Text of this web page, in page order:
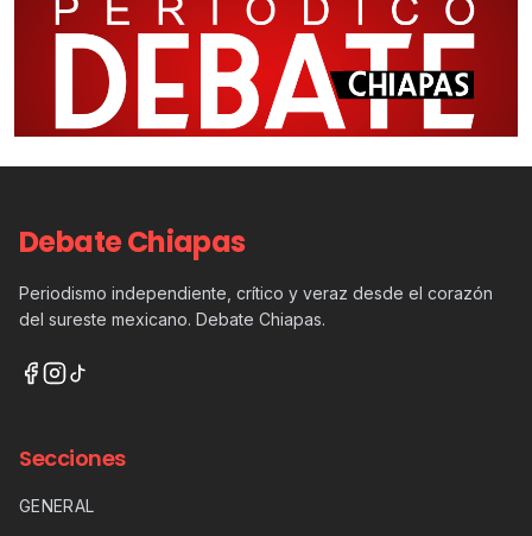
Debate Chiapas
Periodismo independiente, crítico y veraz desde el corazón
del sureste mexicano. Debate Chiapas.
Secciones
GENERAL